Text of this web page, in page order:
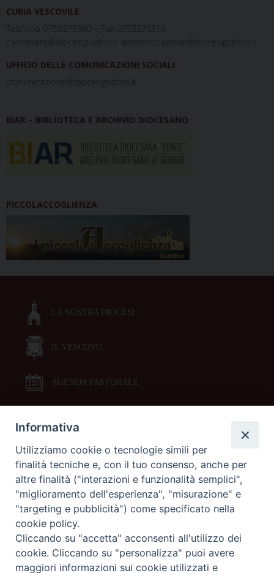
CURIA VESCOVILE
Telefono 0759273980 – Fax 0759276316
cancelliere@diocesigubbio.it amministrazione@diocesigubbio.it
UFFICIO DELLE COMUNICAZIONI SOCIALI
comunicazione@diocesigubbio.it
BIAR – BIBLIOTECA E ARCHIVIO DIOCESANO
PICCOLACCOGLIENZA
LA NOSTRA DIOCESI
IL VESCOVO
AGENDA PASTORALE
DOCUMENTI PASTORALI
ORARI MESSE
LITURGIA DELLE ORE
GALLERIE FOTOGRAFICHE
Informativa
Utilizziamo cookie o tecnologie simili per
finalità tecniche e, con il tuo consenso, anche per
altre finalità ("interazioni e funzionalità semplici",
"miglioramento dell'esperienza", "misurazione" e
"targeting e pubblicità") come specificato nella
cookie policy.
Cliccando su "accetta" acconsenti all'utilizzo dei
cookie. Cliccando su "personalizza" puoi avere
maggiori informazioni sui cookie utilizzati e